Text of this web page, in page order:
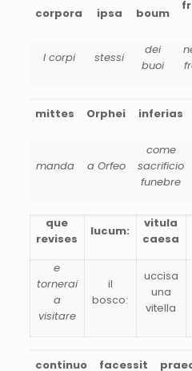
corpora ipsa boum
I corpi stessi
dei
buoi
mittes Orphei inferias
manda a Orfeo
come
sacrificio
funebre
que
revises
lucum:
vitula
caesa
e
tornerai
a
visitare
il
bosco:
uccisa
una
vitella
continuo facessit